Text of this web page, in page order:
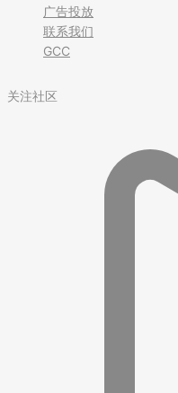
广告投放
联系我们
GCC
关注社区